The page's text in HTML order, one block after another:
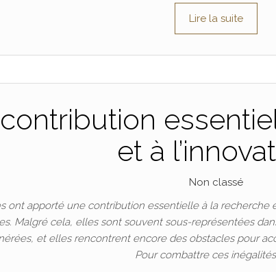
Lire la suite
et à
Non classé
ont apporté une contribution essentielle à la recherche
Malgré cela, elles sont souvent sous-représentées
et elles rencontrent encore des obstacles pour
Pour combattre ces